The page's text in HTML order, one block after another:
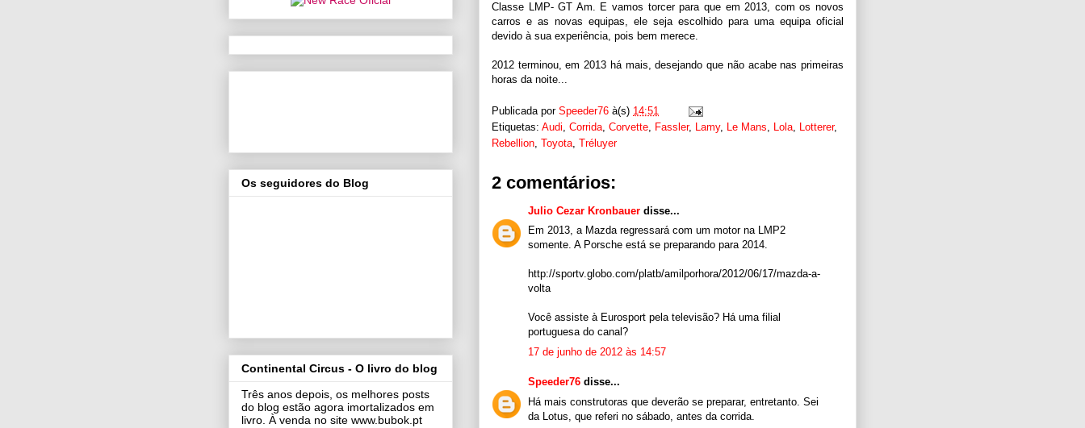
Classe LMP- GT Am. E vamos torcer para que em 2013, com os novos
carros e as novas equipas, ele seja escolhido para uma equipa oficial
devido à sua experiência, pois bem merece.
2012 terminou, em 2013 há mais, desejando que não acabe nas primeiras
horas da noite...
Publicada por Speeder76 à(s) 14:51
Etiquetas: Audi Corrida Corvette Fassler, Lamy, Le Mans Lola Lotterer,
Rebellion Toyota Tréluyer
2 comentários:
Julio Cezar Kronbauer disse...
Em 2013, a Mazda regressará com um motor na LMP2
somente. A Porsche está se preparando para 2014.
http://sportv.globo.com/platb/amilporhora/2012/06/17/mazda-a-
volta
Você assiste à Eurosport pela televisão? Há uma filial
portuguesa do canal?
17 de junho de 2012 às 14:57
Speeder76 disse...
Há mais construtoras que deverão se preparar, entretanto. Sei
da Lotus, que referi no sábado, antes da corrida.
Os seguidores do Blog
Continental Circus - O livro do blog
Três anos depois, os melhores posts
do blog estão agora imortalizados em
livro. À venda no site www.bubok.pt